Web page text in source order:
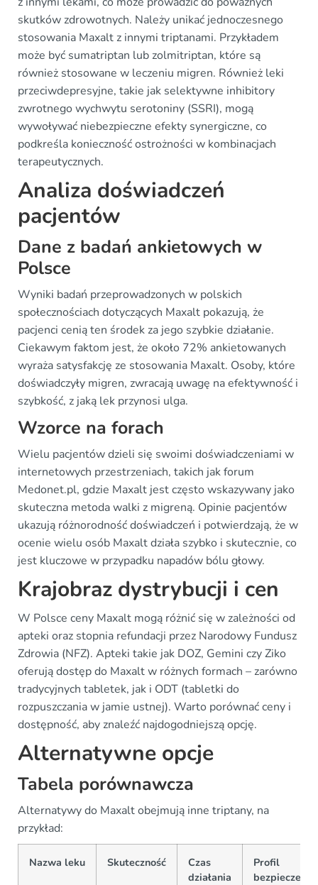
skutków zdrowotnych. Należy unikać jednoczesnego
stosowania Maxalt z innymi triptanami. Przykładem
może być sumatriptan lub zolmitriptan, które są
również stosowane w leczeniu migren. Również leki
przeciwdepresyjne, takie jak selektywne inhibitory
zwrotnego wychwytu serotoniny (SSRI), mogą
wywoływać niebezpieczne efekty synergiczne, co
podkreśla konieczność ostrożności w kombinacjach
terapeutycznych.
Analiza doświadczeń
pacjentów
Dane z badań ankietowych w
Polsce
Wyniki badań przeprowadzonych w polskich
społecznościach dotyczących Maxalt pokazują, że
pacjenci cenią ten środek za jego szybkie działanie.
Ciekawym faktom jest, że około 72% ankietowanych
wyraża satysfakcję ze stosowania Maxalt. Osoby, które
doświadczyły migren, zwracają uwagę na efektywność i
szybkość, z jaką lek przynosi ulga.
Wzorce na forach
Wielu pacjentów dzieli się swoimi doświadczeniami w
internetowych przestrzeniach, takich jak forum
Medonet.pl, gdzie Maxalt jest często wskazywany jako
skuteczna metoda walki z migreną. Opinie pacjentów
ukazują różnorodność doświadczeń i potwierdzają, że w
ocenie wielu osób Maxalt działa szybko i skutecznie, co
jest kluczowe w przypadku napadów bólu głowy.
Krajobraz dystrybucji i cen
W Polsce ceny Maxalt mogą różnić się w zależności od
apteki oraz stopnia refundacji przez Narodowy Fundusz
Zdrowia (NFZ). Apteki takie jak DOZ, Gemini czy Ziko
oferują dostęp do Maxalt w różnych formach – zarówno
tradycyjnych tabletek, jak i ODT (tabletki do
rozpuszczania w jamie ustnej). Warto porównać ceny i
dostępność, aby znaleźć najdogodniejszą opcję.
Alternatywne opcje
Tabela porównawcza
Alternatywy do Maxalt obejmują inne triptany, na
przykład:
Nazwa leku Skuteczność
Czas
działania
Profil